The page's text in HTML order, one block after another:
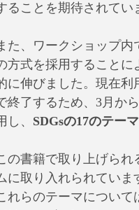
ることを期待されてい
た、ワークショップ
方式を採用することに
に伸びました。現在利
終了するため、3月か
し、 SDGsの17のテーマ
の書籍で取り上げら
に取り入れられていま
れらのテーマについ